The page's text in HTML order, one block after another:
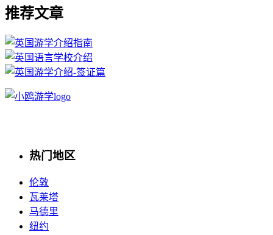
推荐文章
热门地区
伦敦
瓦莱塔
马德里
纽约